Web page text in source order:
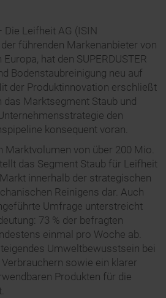
Die Leifheit AG (ISIN
führenden Markenanbieter von
hat den SUPERDUSTER
Bodenstaubreinigung neu auf
der Produktinnovation erschließt
Marktsegment Staub und
den
konsequent voran.
Marktvolumen von über 200 Mio.
das Segment Staub für Leifheit
innerhalb der strategischen
Reinigens dar. Auch
Umfrage unterstreicht
73 % der befragten
einmal pro Woche ab.
Umweltbewusstsein bei
sowie ein klarer
Produkten für die